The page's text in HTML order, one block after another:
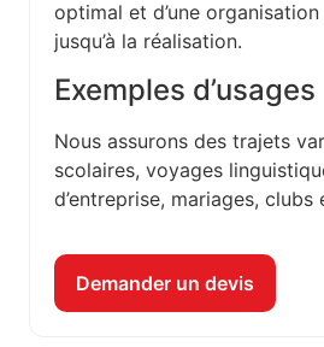
optimal et d’une
jusqu’à la réalisation.
Exemples d’usages
Nous assurons des trajets
scolaires, voyages
d’entreprise, mariages, clubs
Demander un devis